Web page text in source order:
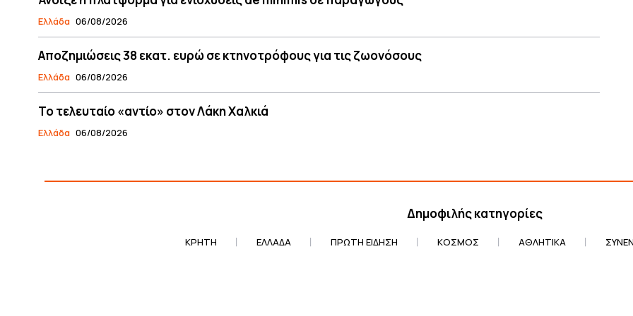
Ελλάδα 06/08/2026
Αποζημιώσεις 38 εκατ. ευρώ σε κτηνοτρόφους για τις ζωονόσους
Ελλάδα 06/08/2026
Το τελευταίο «αντίο» στον Λάκη Χαλκιά
Ελλάδα 06/08/2026
Δημοφιλής κατηγορίες
ΚΡΗΤΗ ΕΛΛΆΔΑ ΠΡΏΤΗ ΕΊΔΗΣΗ ΚΌΣΜΟΣ ΑΘΛΗΤΙΚΆ